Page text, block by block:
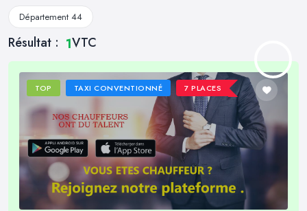
Département 44
Résultat : 1VTC
TOP TAXI CONVENTIONNÉ 7 PLACES